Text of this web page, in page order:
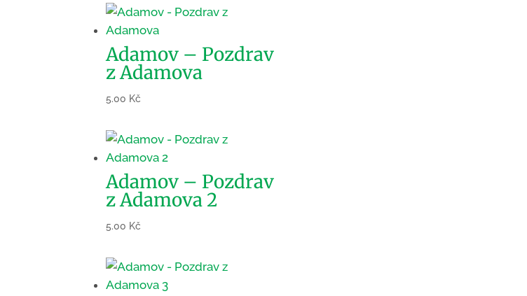
Adamov – Pozdrav
z Adamova
5.00 Kč
Adamov – Pozdrav
z Adamova 2
5.00 Kč